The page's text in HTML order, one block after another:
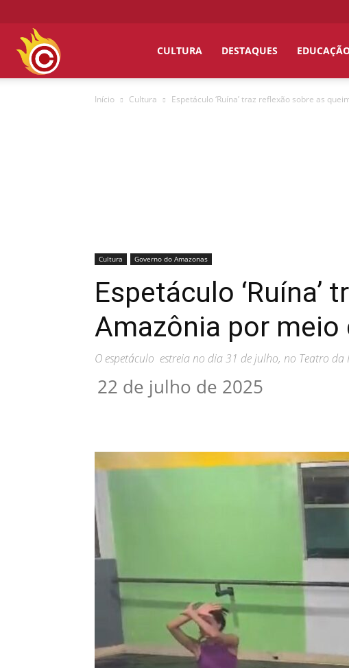
CULTURA DESTAQUES
Início Cultura Espetáculo ‘Ruína’ traz reflexão sobre as
Cultura Governo do Amazonas
Espetáculo
Amazônia por meio
O espetáculo estreia no dia 31 de julho, no Teatro
22 de julho de 2025